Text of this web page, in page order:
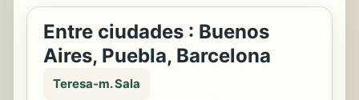
Entre ciudades : Buenos
Aires, Puebla, Barcelona
Teresa-m. Sala